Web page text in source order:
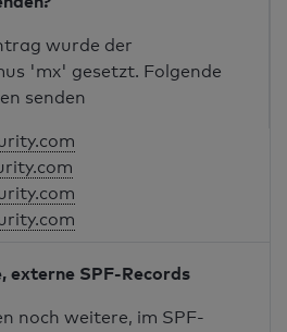
wurde der
'mx' gesetzt. Folgende
senden
externe SPF-Records
noch weitere, im SPF-